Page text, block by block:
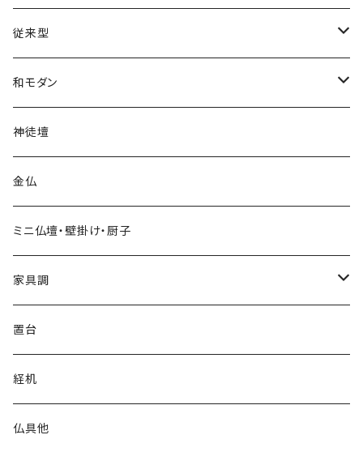
従来型
上置
地袋付仏間用・半台
台付
和モダン
上置
台付
神徒壇
金仏
ミニ仏壇・壁掛け・厨子
家具調
上置
台付
置台
経机
仏具他